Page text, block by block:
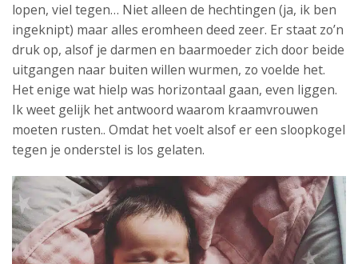
lopen, viel tegen… Niet alleen de hechtingen (ja, ik ben
ingeknipt) maar alles eromheen deed zeer. Er staat zo’n
druk op, alsof je darmen en baarmoeder zich door beide
uitgangen naar buiten willen wurmen, zo voelde het.
Het enige wat hielp was horizontaal gaan, even liggen.
Ik weet gelijk het antwoord waarom kraamvrouwen
moeten rusten.. Omdat het voelt alsof er een sloopkogel
tegen je onderstel is los gelaten.